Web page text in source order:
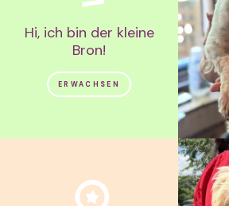
Hi, ich bin der kleine
Bron!
ERWACHSEN